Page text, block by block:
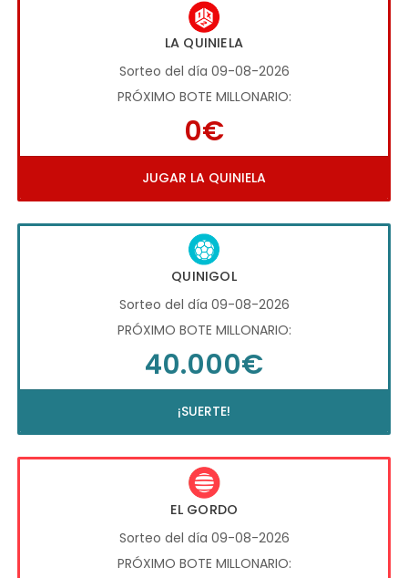
LA QUINIELA
Sorteo del día 09-08-2026
PRÓXIMO BOTE MILLONARIO:
0€
JUGAR LA QUINIELA
QUINIGOL
Sorteo del día 09-08-2026
PRÓXIMO BOTE MILLONARIO:
40.000€
¡SUERTE!
EL GORDO
Sorteo del día 09-08-2026
PRÓXIMO BOTE MILLONARIO: